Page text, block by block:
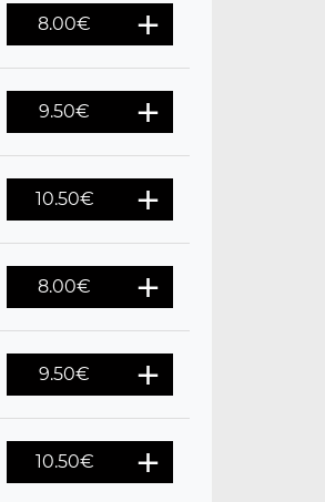
8.00€
9.50€
10.50€
8.00€
9.50€
10.50€